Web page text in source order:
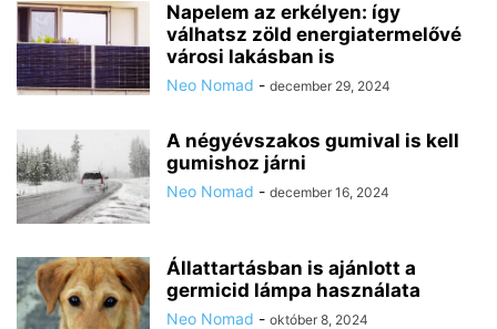
Napelem az erkélyen: így
válhatsz zöld energiatermelővé
városi lakásban is
Neo Nomad - december 29, 2024
A négyévszakos gumival is kell
gumishoz járni
Neo Nomad - december 16, 2024
Állattartásban is ajánlott a
germicid lámpa használata
Neo Nomad - október 8, 2024